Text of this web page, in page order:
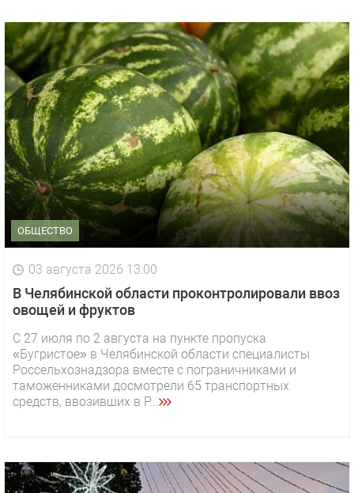
ОБЩЕСТВО
03 августа 2026 13:00
В Челябинской области проконтролировали ввоз
овощей и фруктов
С 27 июля по 2 августа на пункте пропуска
«Бугристое» в Челябинской области специалисты
Россельхознадзора вместе с пограничниками и
таможенниками досмотрели 65 транспортных
средств, ввозивших в Р...